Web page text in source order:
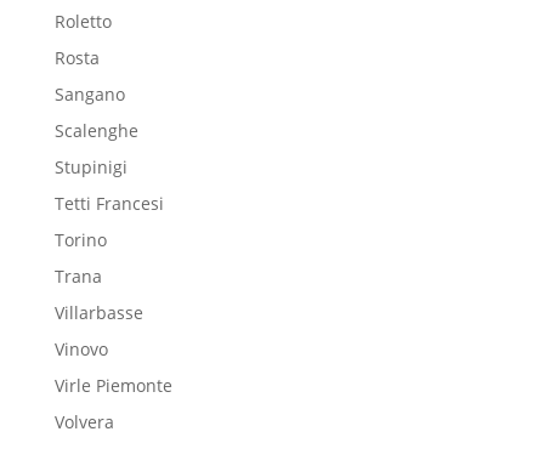
Roletto
Rosta
Sangano
Scalenghe
Stupinigi
Tetti Francesi
Torino
Trana
Villarbasse
Vinovo
Virle Piemonte
Volvera